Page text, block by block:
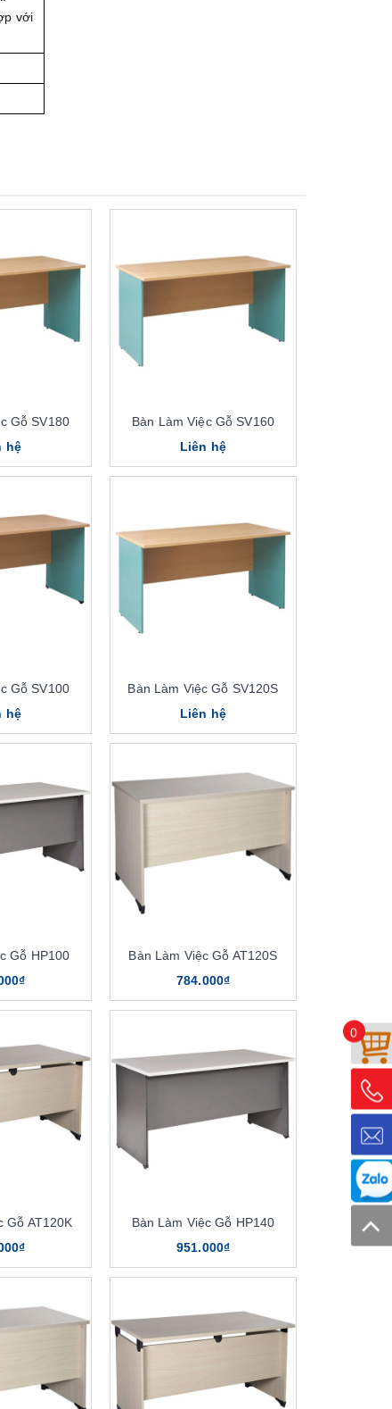
với
Gỗ SV180
hệ
Bàn Làm Việc Gỗ SV160
Liên hệ
Gỗ SV100
hệ
Bàn Làm Việc Gỗ SV120S
Liên hệ
Gỗ HP100
Bàn Làm Việc Gỗ AT120S
784.000₫
Gỗ AT120K
Bàn Làm Việc Gỗ HP140
951.000₫
0